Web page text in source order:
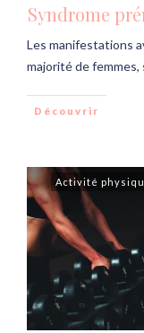
Syndrome
Les manifestations
majorité de
Découvrir
Activité